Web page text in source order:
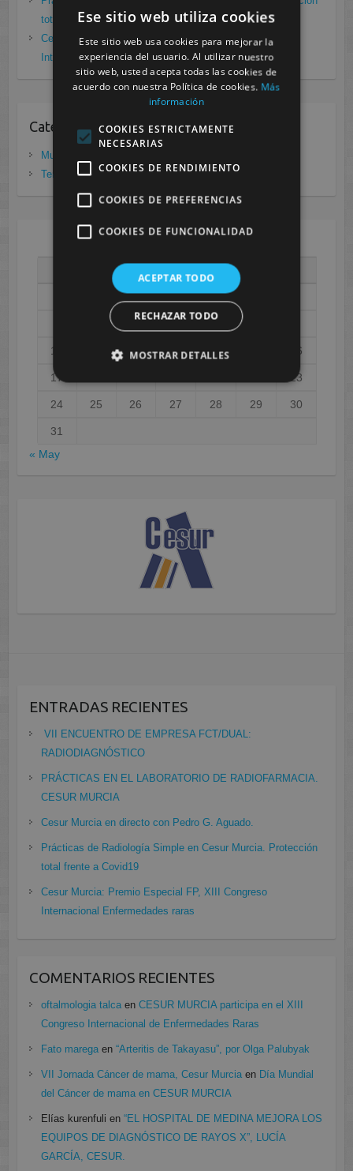
total frente a Covid19 enero 26, 2021
Cesur Murcia: Premio Especial FP, XIII Congreso
Internacional Enfermedades raras noviembre 26, 2020
Categorias
Murcia
Tenerife (20)
5 6 7
10 12 13 14 16
17 23
24 25 26 27 28 29 30
31
« May
ENTRADAS RECIENTES
VII ENCUENTRO DE EMPRESA FCT/DUAL:
RADIODIAGNÓSTICO
PRÁCTICAS EN EL LABORATORIO DE RADIOFARMACIA.
CESUR MURCIA
Cesur Murcia en directo con Pedro G. Aguado.
Prácticas de Radiología Simple en Cesur Murcia. Protección
total frente a Covid19
Cesur Murcia: Premio Especial FP, XIII Congreso
Internacional Enfermedades raras
COMENTARIOS RECIENTES
oftalmologia talcaen CESUR MURCIA participa en el XIII
Congreso Internacional de Enfermedades Raras
Fato maregaen “Arteritis de Takayasu”, por Olga Palubyak
VII Jornada Cáncer de mama, Cesur Murciaen Día Mundial
del Cáncer de mama en CESUR MURCIA
Elías kurenfuli en “EL HOSPITAL DE MEDINA MEJORA LOS
EQUIPOS DE DIAGNÓSTICO DE RAYOS X”, LUCÍA
GARCÍA, CESUR.
Ese sitio web utiliza cookies
Este sitio web usa cookies para mejorar la
experiencia del usuario. Al utilizar nuestro
sitio web, usted acepta todas las cookies de
acuerdo con nuestra Política de cookies. Más
información
COOKIES ESTRICTAMENTE
NECESARIAS
COOKIES DE RENDIMIENTO
COOKIES DE PREFERENCIAS
COOKIES DE FUNCIONALIDAD
ACEPTAR TODO
RECHAZAR TODO
MOSTRAR DETALLES